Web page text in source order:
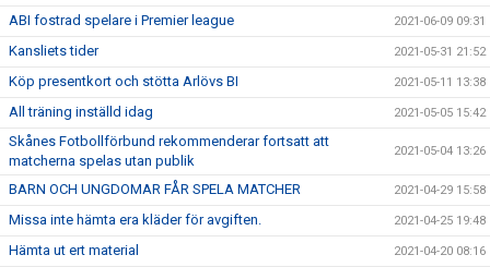
ABI fostrad spelare i Premier league 2021-06-09 09:31
Kansliets tider 2021-05-31 21:52
Köp presentkort och stötta Arlövs BI 2021-05-11 13:38
All träning inställd idag 2021-05-05 15:42
Skånes Fotbollförbund rekommenderar fortsatt att
matcherna spelas utan publik
2021-05-04 13:26
BARN OCH UNGDOMAR FÅR SPELA MATCHER 2021-04-29 15:58
Missa inte hämta era kläder för avgiften. 2021-04-25 19:48
Hämta ut ert material 2021-04-20 08:16